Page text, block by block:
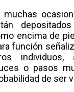
muchas
encima de
función
individuos,
o pasos
de ser